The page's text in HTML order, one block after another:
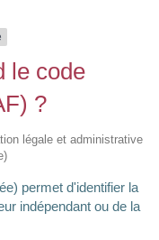
le code
?
légale et administrative
permet d'identifier la
indépendant ou de la